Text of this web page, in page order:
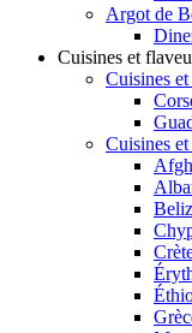
Argot de
Cuisines et
Cuisines
Cuisines